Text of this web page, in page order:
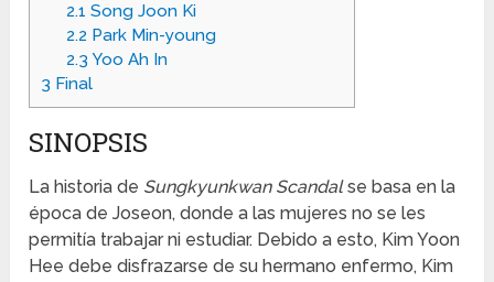
2.1 Song Joon Ki
2.2 Park Min-young
2.3 Yoo Ah In
3 Final
SINOPSIS
La historia de Sungkyunkwan Scandalse basa en la
época de Joseon, donde a las mujeres no se les
permitía trabajar ni estudiar. Debido a esto, Kim Yoon
Hee debe disfrazarse de su hermano enfermo, Kim